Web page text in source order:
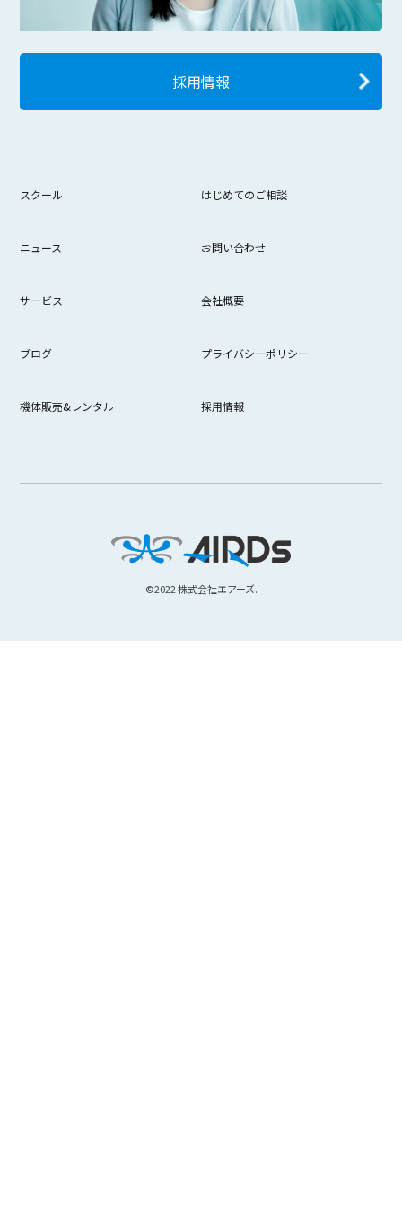
採用情報
スクール はじめてのご相談
ニュース お問い合わせ
サービス 会社概要
ブログ プライバシーポリシー
機体販売&レンタル 採用情報
©︎2022 株式会社エアーズ.